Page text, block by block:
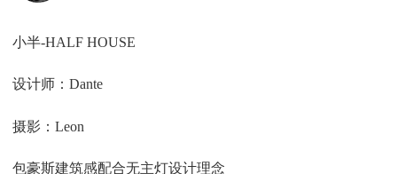
小半-HALF HOUSE
设计师：Dante
摄影：Leon
包豪斯建筑感配合无主灯设计理念